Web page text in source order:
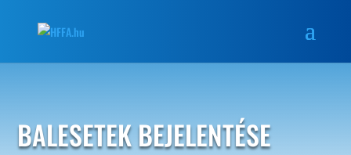
BALESETEK BEJELENTÉSE